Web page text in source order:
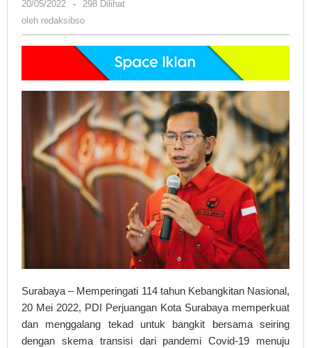
Menginspirasi
20/05/2022
oleh
redaksibso
-
298 Dilihat
oleh redaksibso
Surabaya – Memperingati 114 tahun Kebangkitan Nasional,
20 Mei 2022, PDI Perjuangan Kota Surabaya memperkuat
dan menggalang tekad untuk bangkit bersama seiring
dengan skema transisi dari pandemi Covid-19 menuju